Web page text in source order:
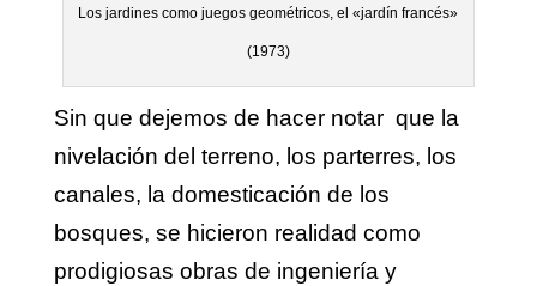
Los jardines como juegos geométricos, el «jardín francés»
(1973)
Sin que dejemos de hacer notar que la
nivelación del terreno, los parterres, los
canales, la domesticación de los
bosques, se hicieron realidad como
prodigiosas obras de ingeniería y